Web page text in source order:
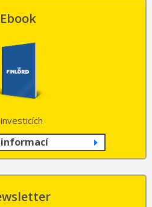
Ebook
informací